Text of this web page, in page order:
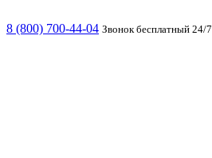
8 (800) 700-44-04 Звонок бесплатный 24/7